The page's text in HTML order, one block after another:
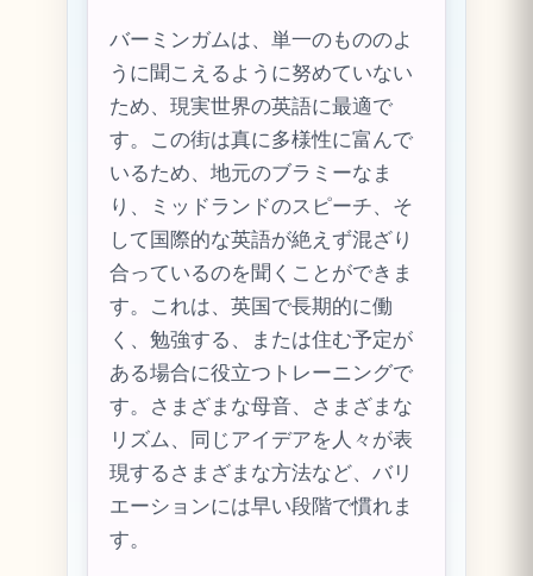
バーミンガムは、単一のもののよ
うに聞こえるように努めていない
ため、現実世界の英語に最適で
す。この街は真に多様性に富んで
いるため、地元のブラミーなま
り、ミッドランドのスピーチ、そ
して国際的な英語が絶えず混ざり
合っているのを聞くことができま
す。これは、英国で長期的に働
く、勉強する、または住む予定が
ある場合に役立つトレーニングで
す。さまざまな母音、さまざまな
リズム、同じアイデアを人々が表
現するさまざまな方法など、バリ
エーションには早い段階で慣れま
す。